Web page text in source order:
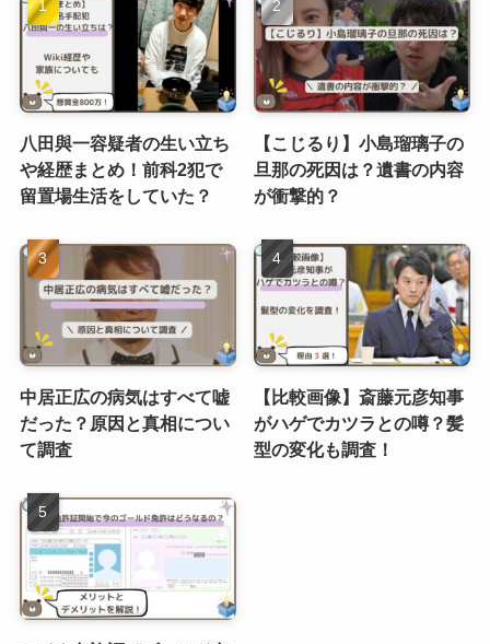
八田與一容疑者の生い立ち
や経歴まとめ！前科2犯で
留置場生活をしていた？
【こじるり】小島瑠璃子の
旦那の死因は？遺書の内容
が衝撃的？
中居正広の病気はすべて嘘
だった？原因と真相につい
て調査
【比較画像】斎藤元彦知事
がハゲでカツラとの噂？髪
型の変化も調査！